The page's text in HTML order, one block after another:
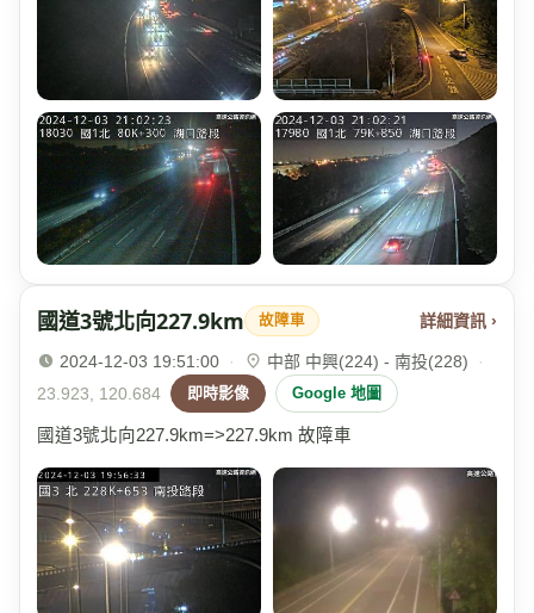
國道3號北向227.9km 故障車 詳細資訊 ›
2024-12-03 19:51:00 · 中部 中興(224) - 南投(228)
·
23.923, 120.684
即時影像 Google 地圖
國道3號北向227.9km=>227.9km 故障車